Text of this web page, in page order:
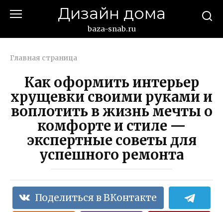
Дизайн дома
baza-snab.ru
Главная страница
Как оформить интерьер
хрущевки своими руками и
воплотить в жизнь мечты о
комфорте и стиле —
экспертные советы для
успешного ремонта
Поделиться в ВКонтакте